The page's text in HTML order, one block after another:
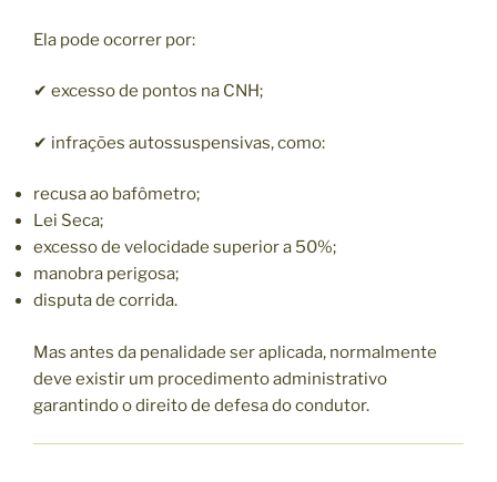
Ela pode ocorrer por:
✔ excesso de pontos na CNH;
✔ infrações autossuspensivas, como:
recusa ao bafômetro;
Lei Seca;
excesso de velocidade superior a 50%;
manobra perigosa;
disputa de corrida.
Mas antes da penalidade ser aplicada, normalmente
deve existir um procedimento administrativo
garantindo o direito de defesa do condutor.